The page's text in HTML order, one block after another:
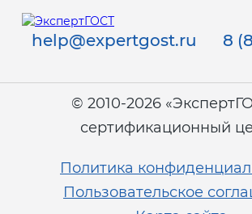
help@expertgost.ru
8
© 2010-2026
сертификационный
Политика
Пользовательское